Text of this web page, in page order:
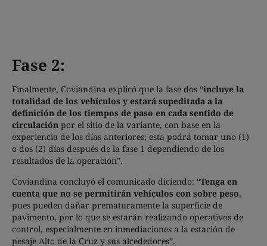
Fase 2:
Finalmente, Coviandina explicó que la fase dos “incluye la
totalidad de los vehículos y estará supeditada a la
definición de los tiempos de paso en cada sentido de
circulación por el sitio de la variante, con base en la
experiencia de los días anteriores; esta podrá tomar uno (1)
o dos (2) días después de la fase 1 dependiendo de los
resultados de la operación”.
Coviandina concluyó el comunicado diciendo: “Tenga en
cuenta que no se permitirán vehículos con sobre peso,
pues pueden dañar prematuramente la superficie de
pavimento, por lo que se estarán realizando operativos de
control, especialmente en inmediaciones a la estación de
pesaje Alto de la Cruz y sus alrededores”.